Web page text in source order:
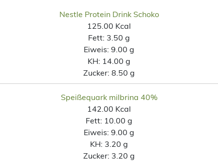
Nestle Protein Drink Schoko
125.00 Kcal
Fett: 3.50 g
Eiweis: 9.00 g
KH: 14.00 g
Zucker: 8.50 g
Speißequark milbrina 40%
142.00 Kcal
Fett: 10.00 g
Eiweis: 9.00 g
KH: 3.20 g
Zucker: 3.20 g